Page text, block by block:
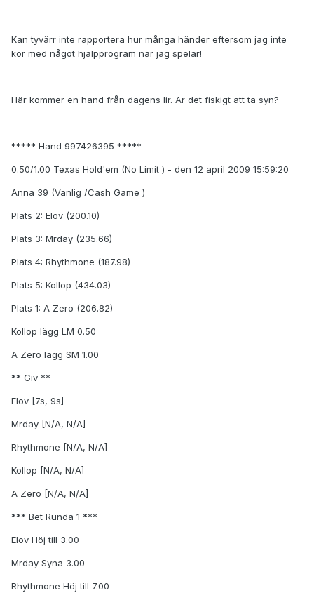
Kan tyvärr inte rapportera hur många händer eftersom jag inte
kör med något hjälpprogram när jag spelar!
Här kommer en hand från dagens lir. Är det fiskigt att ta syn?
***** Hand 997426395 *****
0.50/1.00 Texas Hold'em (No Limit ) - den 12 april 2009 15:59:20
Anna 39 (Vanlig /Cash Game )
Plats 2: Elov (200.10)
Plats 3: Mrday (235.66)
Plats 4: Rhythmone (187.98)
Plats 5: Kollop (434.03)
Plats 1: A Zero (206.82)
Kollop lägg LM 0.50
A Zero lägg SM 1.00
** Giv **
Elov [7s, 9s]
Mrday [N/A, N/A]
Rhythmone [N/A, N/A]
Kollop [N/A, N/A]
A Zero [N/A, N/A]
*** Bet Runda 1 ***
Elov Höj till 3.00
Mrday Syna 3.00
Rhythmone Höj till 7.00